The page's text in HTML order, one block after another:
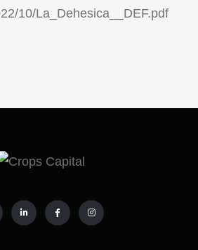
10/La_Dehesica__DEF.pdf